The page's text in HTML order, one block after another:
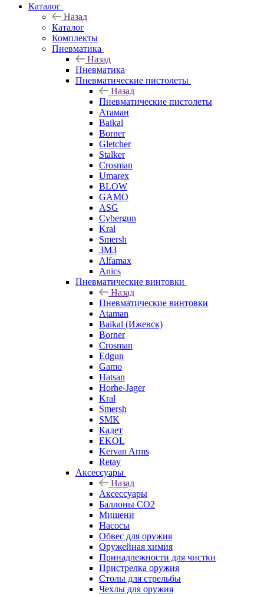
Каталог
Назад
Каталог
Комплекты
Пневматика
Назад
Пневматика
Пневматические пистолеты
Назад
Пневматические пистолеты
Атаман
Baikal
Borner
Gletcher
Stalker
Crosman
Umarex
BLOW
GAMO
ASG
Cybergun
Kral
Smersh
ЗМЗ
Alfamax
Anics
Пневматические винтовки
Назад
Пневматические винтовки
Ataman
Baikal (Ижевск)
Borner
Crosman
Edgun
Gamo
Hatsan
Horhe-Jager
Kral
Smersh
SMK
Кадет
EKOL
Kervan Arms
Retay
Аксессуары
Назад
Аксессуары
Баллоны СО2
Мишени
Насосы
Обвес для оружия
Оружейная химия
Принадлежности для чистки
Пристрелка оружия
Столы для стрельбы
Чехлы для оружия